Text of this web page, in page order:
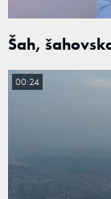
Šah,
00:24